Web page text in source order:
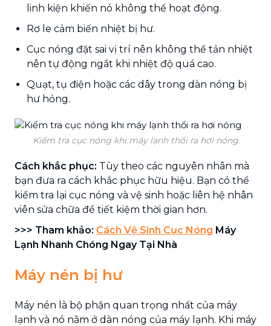
linh kiện khiến nó không thể hoạt động.
Rơ le cảm biến nhiệt bị hư.
Cục nóng đặt sai vị trí nên không thể tản nhiệt
nên tự động ngắt khi nhiệt độ quá cao.
Quạt, tụ điện hoặc các dây trong dàn nóng bị
hư hỏng.
Kiểm tra cục nóng khi máy lạnh thổi ra hơi nóng
Cách khắc phục: Tùy theo các nguyên nhân mà
bạn đưa ra cách khắc phục hữu hiệu. Bạn có thể
kiểm tra lại cục nóng và vệ sinh hoặc liên hệ nhân
viên sửa chữa để tiết kiệm thời gian hơn.
>>> Tham khảo: Cách Vệ Sinh Cục Nóng Máy
Lạnh Nhanh Chóng Ngay Tại Nhà
Máy nén bị hư
Máy nén là bộ phận quan trọng nhất của máy
lạnh và nó nằm ở dàn nóng của máy lạnh. Khi máy